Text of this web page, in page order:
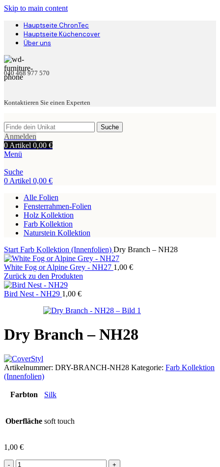
Skip to main content
Hauptseite ChronTec
Hauptseite Küchencover
Über uns
040 468 977 570
Kontaktieren Sie einen Experten
Suche
Anmelden
0 Artikel 0,00 €
Menü
Suche
0 Artikel 0,00 €
Alle Folien
Fensterrahmen-Folien
Holz Kollektion
Farb Kollektion
Naturstein Kollektion
Start Farb Kollektion (Innenfolien) Dry Branch – NH28
White Fog or Alpine Grey - NH27 1,00 €
Zurück zu den Produkten
Bird Nest - NH29 1,00 €
Dry Branch – NH28
Artikelnummer: DRY-BRANCH-NH28 Kategorie: Farb Kollektion
(Innenfolien)
Farbton Silk
Oberfläche soft touch
1,00 €
Dry